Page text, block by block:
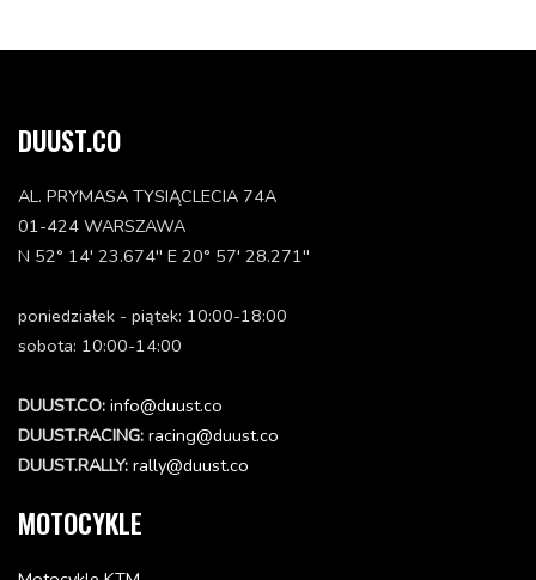
DUUST.CO
AL. PRYMASA TYSIĄCLECIA 74A
01-424 WARSZAWA
N 52° 14' 23.674'' E 20° 57' 28.271''
poniedziałek - piątek: 10:00-18:00
sobota: 10:00-14:00
DUUST.CO: info@duust.co
DUUST.RACING: racing@duust.co
DUUST.RALLY: rally@duust.co
MOTOCYKLE